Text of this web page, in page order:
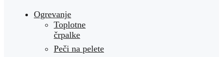
Ogrevanje
Toplotne
črpalke
Peči na pelete